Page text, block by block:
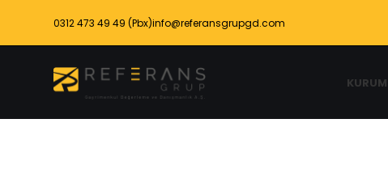
0312 473 49 49 (Pbx)info@referansgrupgd.com